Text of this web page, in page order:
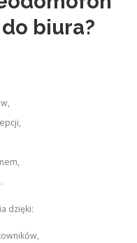
biura?
dzięki: